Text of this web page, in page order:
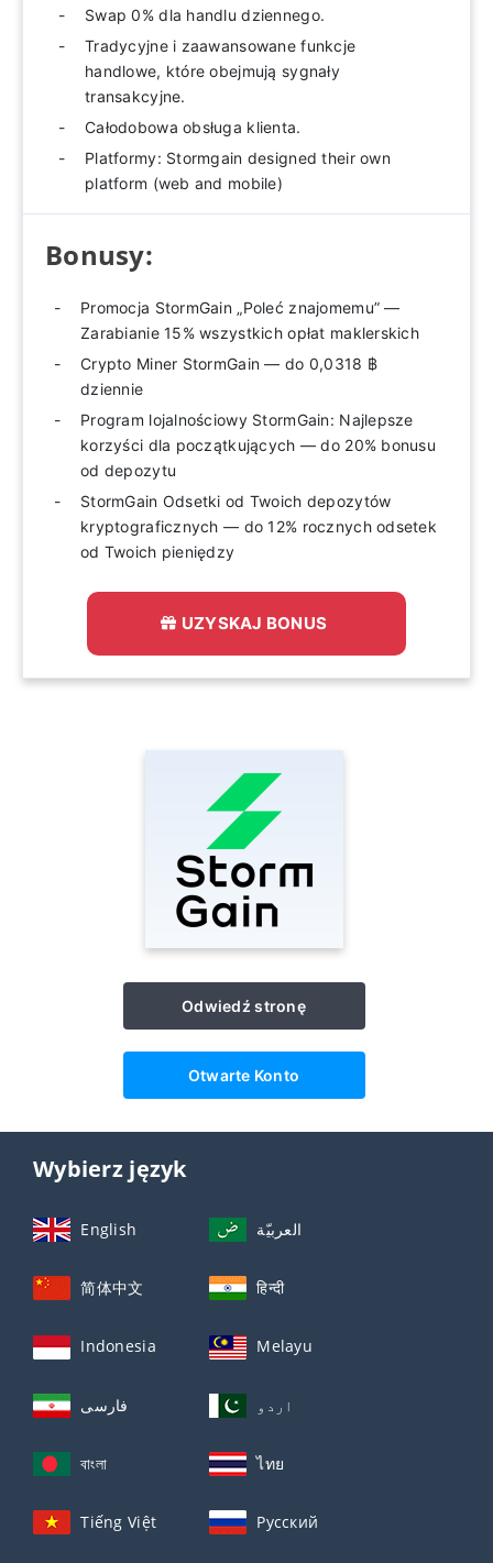
Swap 0% dla handlu dziennego.
Tradycyjne i zaawansowane funkcje
handlowe, które obejmują sygnały
transakcyjne.
Całodobowa obsługa klienta.
Platformy: Stormgain designed their own
platform (web and mobile)
Bonusy:
Promocja StormGain „Poleć znajomemu” —
Zarabianie 15% wszystkich opłat maklerskich
Crypto Miner StormGain — do 0,0318 ฿
dziennie
Program lojalnościowy StormGain: Najlepsze
korzyści dla początkujących — do 20% bonusu
od depozytu
StormGain Odsetki od Twoich depozytów
kryptograficznych — do 12% rocznych odsetek
od Twoich pieniędzy
UZYSKAJ BONUS
Odwiedź stronę
Otwarte Konto
Wybierz język
English العربيّة
简体中文 हिन्दी
Indonesia Melayu
فارسی اردو
বাংলা ไทย
Tiếng Việt Русский